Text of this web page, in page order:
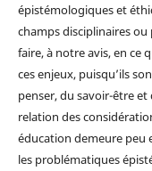
épistémologiques et
champs disciplinaires ou
faire, à notre avis, en ce
ces enjeux, puisqu’ils
penser, du savoir-être et
relation des
éducation demeure peu
les problématiques